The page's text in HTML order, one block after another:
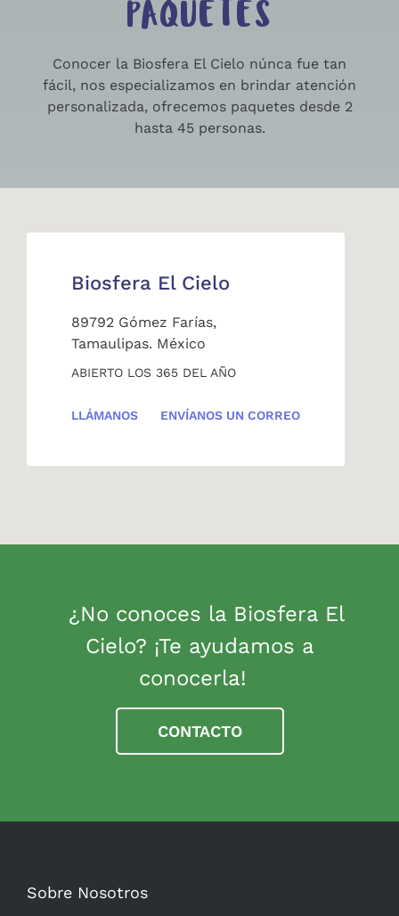
PAQUETES
Conocer la Biosfera El Cielo núnca fue tan
fácil, nos especializamos en brindar atención
personalizada, ofrecemos paquetes desde 2
hasta 45 personas.
Biosfera El Cielo
89792 Gómez Farías,
Tamaulipas. México
ABIERTO LOS 365 DEL AÑO
LLÁMANOS ENVÍANOS UN CORREO
¿No conoces la Biosfera El
Cielo? ¡Te ayudamos a
conocerla!
CONTACTO
Sobre Nosotros